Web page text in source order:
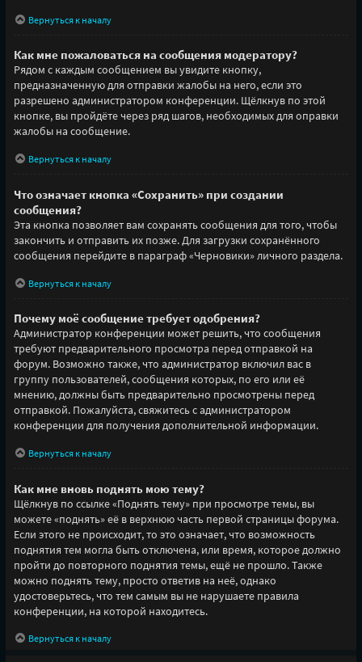
Вернуться к началу
Как мне пожаловаться на сообщения модератору?
Рядом с каждым сообщением вы увидите кнопку,
предназначенную для отправки жалобы на него, если это
разрешено администратором конференции. Щёлкнув по этой
кнопке, вы пройдёте через ряд шагов, необходимых для оправки
жалобы на сообщение.
Вернуться к началу
Что означает кнопка «Сохранить» при создании
сообщения?
Эта кнопка позволяет вам сохранять сообщения для того, чтобы
закончить и отправить их позже. Для загрузки сохранённого
сообщения перейдите в параграф «Черновики» личного раздела.
Вернуться к началу
Почему моё сообщение требует одобрения?
Администратор конференции может решить, что сообщения
требуют предварительного просмотра перед отправкой на
форум. Возможно также, что администратор включил вас в
группу пользователей, сообщения которых, по его или её
мнению, должны быть предварительно просмотрены перед
отправкой. Пожалуйста, свяжитесь с администратором
конференции для получения дополнительной информации.
Вернуться к началу
Как мне вновь поднять мою тему?
Щёлкнув по ссылке «Поднять тему» при просмотре темы, вы
можете «поднять» её в верхнюю часть первой страницы форума.
Если этого не происходит, то это означает, что возможность
поднятия тем могла быть отключена, или время, которое должно
пройти до повторного поднятия темы, ещё не прошло. Также
можно поднять тему, просто ответив на неё, однако
удостоверьтесь, что тем самым вы не нарушаете правила
конференции, на которой находитесь.
Вернуться к началу